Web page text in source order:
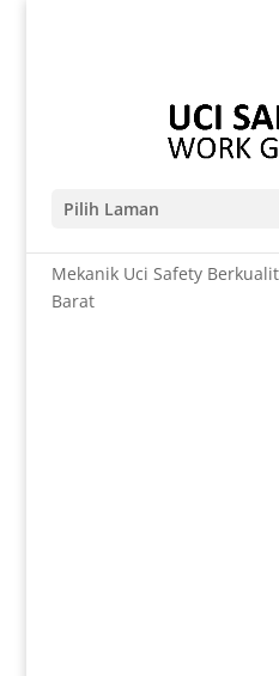
Pilih Laman
Mekanik Uci Safety
Barat